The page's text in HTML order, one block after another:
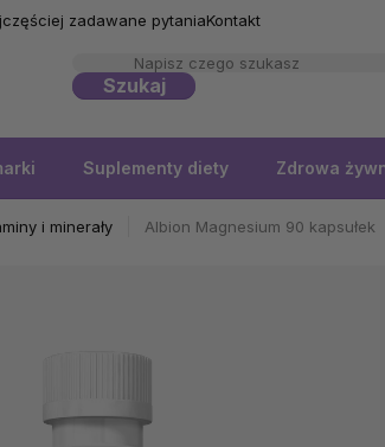
zadawane pytaniaKontakt
Szukaj
Suplementy diety Zdrowa
i minerały Albion Magnesium 90 kapsułek